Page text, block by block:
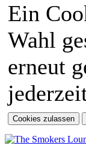
Ein
Wahl
erneut